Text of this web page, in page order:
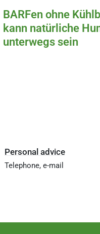
BARFen ohne
kann natürliche
unterwegs sein
Personal advice
Telephone, e-mail